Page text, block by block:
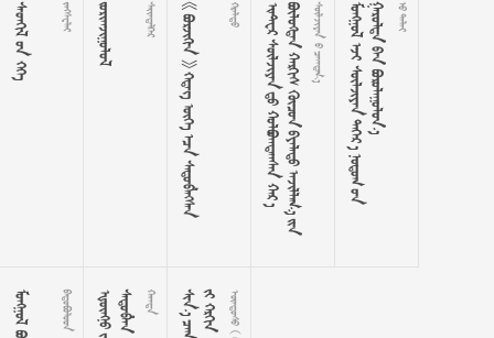

   
 
         




















































































   





















































 